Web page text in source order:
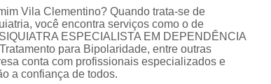
Tratamento para
Tratamento para Ansiedade São
Tratamento
Tratamento para
Vila Clementino? Quando trata-se de
você encontra serviços como o de
ESPECIALISTA EM DEPENDÊNCIA
para Bipolaridade, entre outras
conta com profissionais especializados e
a confiança de todos.